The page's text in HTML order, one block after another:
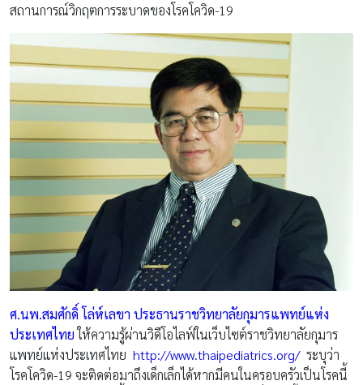
สถานการณ์วิกฤตการระบาดของโรคโควิด-19
ศ.นพ.สมศักดิ์ โล่ห์เลขา ประธานราชวิทยาลัยกุมารแพทย์แห่ง
ประเทศไทยให้ความรู้ผ่านวิดีโอไลฟ์ในเว็บไซต์ราชวิทยาลัยกุมาร
แพทย์แห่งประเทศไทย http://www.thaipediatrics.org/ ระบุว่า
โรคโควิด-19 จะติดต่อมาถึงเด็กเล็กได้หากมีคนในครอบครัวเป็นโรคนี้